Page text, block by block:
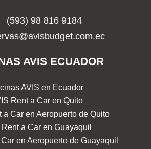
(593) 98 816 9184
AVIS ECUADOR​
AVIS en Ecuador
Rent a Car en Quito
a Car en Aeropuerto de Quito
a Car en Guayaquil
en Aeropuerto de Guayaquil